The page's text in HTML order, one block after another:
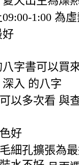
09:00-1:00 為
好
八字書可以買
深入 的八字
以多次看 與
好
細孔擴張為